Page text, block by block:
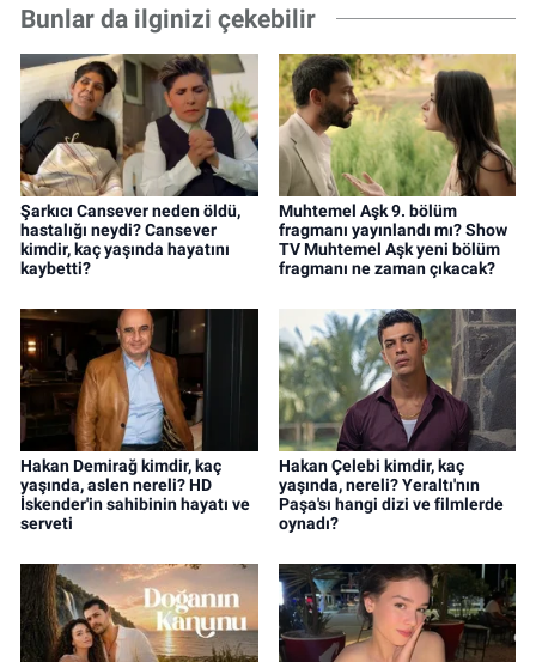
Bunlar da ilginizi çekebilir
Şarkıcı Cansever neden öldü,
hastalığı neydi? Cansever
kimdir, kaç yaşında hayatını
kaybetti?
Muhtemel Aşk 9. bölüm
fragmanı yayınlandı mı? Show
TV Muhtemel Aşk yeni bölüm
fragmanı ne zaman çıkacak?
Hakan Demirağ kimdir, kaç
yaşında, aslen nereli? HD
İskender'in sahibinin hayatı ve
serveti
Hakan Çelebi kimdir, kaç
yaşında, nereli? Yeraltı'nın
Paşa'sı hangi dizi ve filmlerde
oynadı?